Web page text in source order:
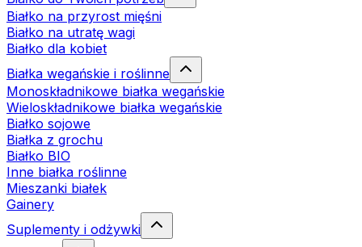
Białko na przyrost mięśni
Białko na utratę wagi
Białko dla kobiet
Białka wegańskie i roślinne
Monoskładnikowe białka wegańskie
Wieloskładnikowe białka wegańskie
Białko sojowe
Białka z grochu
Białko BIO
Inne białka roślinne
Mieszanki białek
Gainery
Suplementy i odżywki